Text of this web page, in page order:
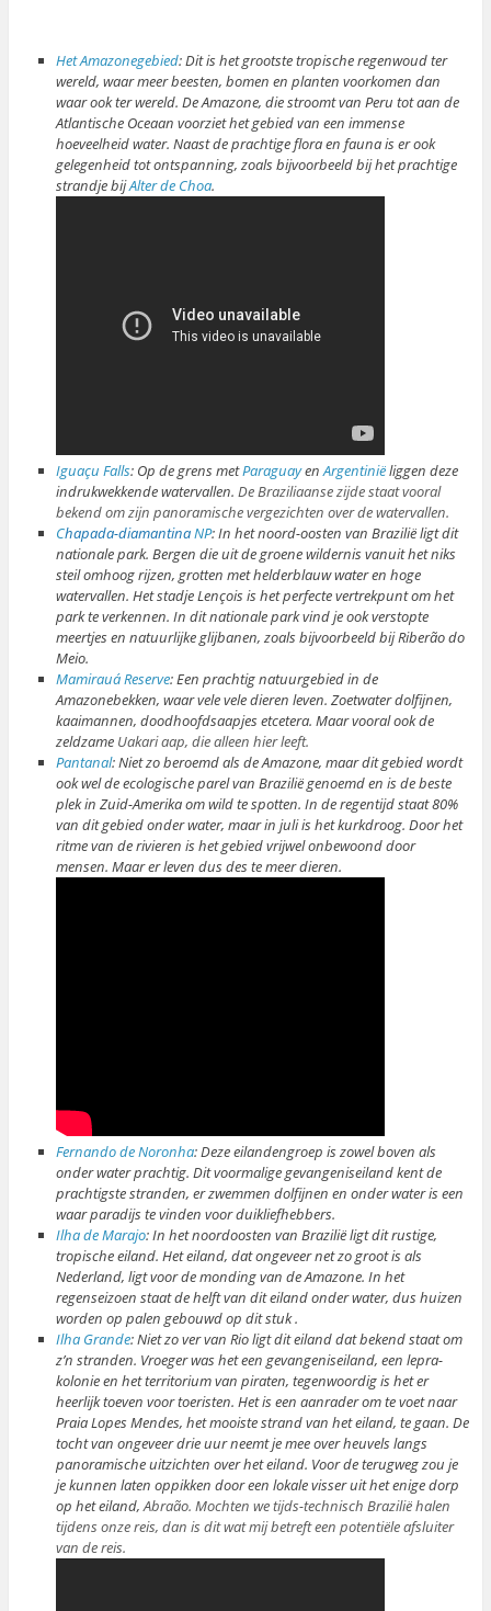
Het Amazonegebied: Dit is het grootste tropische regenwoud ter
wereld, waar meer beesten, bomen en planten voorkomen dan
waar ook ter wereld. De Amazone, die stroomt van Peru tot aan de
Atlantische Oceaan voorziet het gebied van een immense
hoeveelheid water. Naast de prachtige flora en fauna is er ook
gelegenheid tot ontspanning, zoals bijvoorbeeld bij het prachtige
strandje bijAlter de Choa.
Iguaçu Falls: Op de grens metParaguayenArgentiniëliggen deze
indrukwekkende watervallen.De Braziliaanse zijde staat vooral
bekend om zijn panoramische vergezichten over de watervallen.
Chapada-diamantinaNP: In het noord-oosten van Brazilië ligt dit
nationale park. Bergen die uit de groene wildernis vanuit het niks
steil omhoog rijzen, grotten met helderblauw water en hoge
watervallen. Het stadje Lençois is het perfecte vertrekpunt om het
park te verkennen. In dit nationale park vind je ook verstopte
meertjes en natuurlijke glijbanen, zoals bijvoorbeeld bij Riberão do
Meio.
Mamirauá Reserve: Een prachtig natuurgebied in de
Amazonebekken, waar vele vele dieren leven. Zoetwater dolfijnen,
kaaimannen, doodhoofdsaapjes etcetera. Maar vooral ook de
zeldzame Uakari aap, die alleen hier leeft.
Pantanal: Niet zo beroemd als de Amazone, maar dit gebied wordt
ook wel de ecologische parel van Brazilië genoemd en is de beste
plek in Zuid-Amerika om wild te spotten. In de regentijd staat 80%
van dit gebied onder water, maar in juli is het kurkdroog. Door het
ritme van de rivieren is het gebied vrijwel onbewoond door
mensen. Maar er leven dus des te meer dieren.
Fernando de Noronha: Deze eilandengroep is zowel boven als
onder water prachtig. Dit voormalige gevangeniseiland kent de
prachtigste stranden, er zwemmen dolfijnen en onder water is een
waar paradijs te vinden voor duikliefhebbers.
Ilha de Marajo: In het noordoosten van Brazilië ligt dit rustige,
tropische eiland. Het eiland, dat ongeveer net zo groot is als
Nederland, ligt voor de monding van de Amazone. In het
regenseizoen staat de helft van dit eiland onder water, dus huizen
worden op palen gebouwd op dit stuk .
Ilha Grande: Niet zo ver van Rio ligt dit eiland dat bekend staat om
z’n stranden. Vroeger was het een gevangeniseiland, een lepra-
kolonie en het territorium van piraten, tegenwoordig is het er
heerlijk toeven voor toeristen. Het is een aanrader om te voet naar
Praia Lopes Mendes, het mooiste strand van het eiland, te gaan. De
tocht van ongeveer drie uur neemt je mee over heuvels langs
panoramische uitzichten over het eiland. Voor de terugweg zou je
je kunnen laten oppikken door een lokale visser uit het enige dorp
op het eiland,Abraão. Mochten we tijds-technisch Brazilië halen
tijdens onze reis, dan is dit wat mij betreft een potentiële afsluiter
van de reis.